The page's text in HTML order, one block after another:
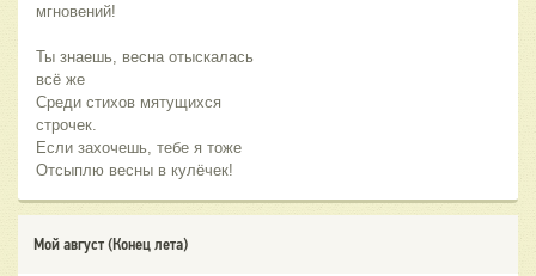
мгновений!
Ты знаешь, весна отыскалась
всё же
Среди стихов мятущихся
строчек.
Если захочешь, тебе я тоже
Отсыплю весны в кулёчек!
Мой август (Конец лета)